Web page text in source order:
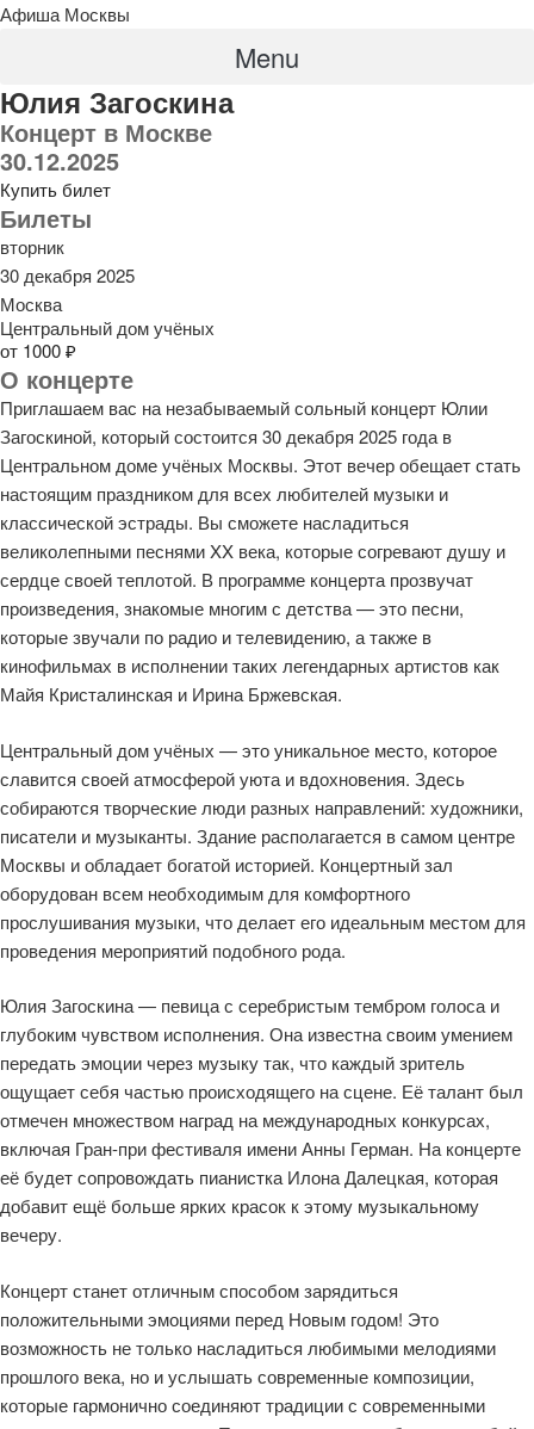
Афиша Москвы
Menu
Юлия Загоскина
Концерт в Москве
30.12.2025
Купить билет
Билеты
вторник
30 декабря 2025
Москва
Центральный дом учёных
от 1000 ₽
О концерте
Приглашаем вас на незабываемый сольный концерт Юлии
Загоскиной, который состоится 30 декабря 2025 года в
Центральном доме учёных Москвы. Этот вечер обещает стать
настоящим праздником для всех любителей музыки и
классической эстрады. Вы сможете насладиться
великолепными песнями XX века, которые согревают душу и
сердце своей теплотой. В программе концерта прозвучат
произведения, знакомые многим с детства — это песни,
которые звучали по радио и телевидению, а также в
кинофильмах в исполнении таких легендарных артистов как
Майя Кристалинская и Ирина Бржевская.
Центральный дом учёных — это уникальное место, которое
славится своей атмосферой уюта и вдохновения. Здесь
собираются творческие люди разных направлений: художники,
писатели и музыканты. Здание располагается в самом центре
Москвы и обладает богатой историей. Концертный зал
оборудован всем необходимым для комфортного
прослушивания музыки, что делает его идеальным местом для
проведения мероприятий подобного рода.
Юлия Загоскина — певица с серебристым тембром голоса и
глубоким чувством исполнения. Она известна своим умением
передать эмоции через музыку так, что каждый зритель
ощущает себя частью происходящего на сцене. Её талант был
отмечен множеством наград на международных конкурсах,
включая Гран-при фестиваля имени Анны Герман. На концерте
её будет сопровождать пианистка Илона Далецкая, которая
добавит ещё больше ярких красок к этому музыкальному
вечеру.
Концерт станет отличным способом зарядиться
положительными эмоциями перед Новым годом! Это
возможность не только насладиться любимыми мелодиями
прошлого века, но и услышать современные композиции,
которые гармонично соединяют традиции с современными